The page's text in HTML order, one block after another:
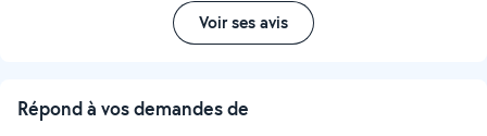
Voir ses avis
Répond à vos demandes de